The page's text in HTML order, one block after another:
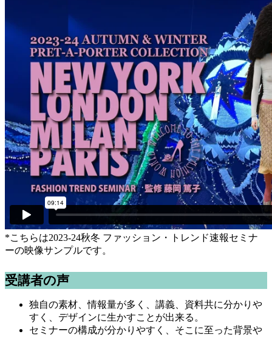
*こちらは2023-24秋冬 ファッション・トレンド速報セミナ
ーの映像サンプルです。
受講者の声
独自の素材、情報量が多く、講義、資料共に分かりや
すく、デザインに生かすことが出来る。
セミナーの構成が分かりやすく、そこに至った背景や